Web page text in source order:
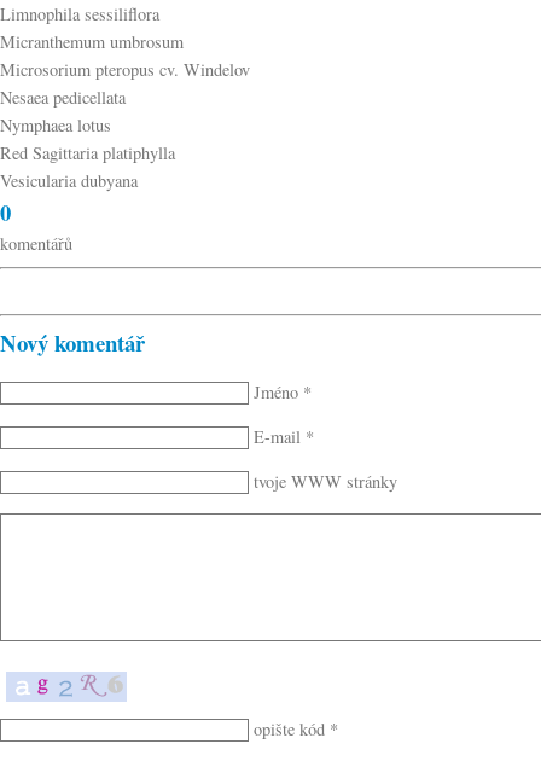
Limnophila sessiliflora
Micranthemum umbrosum
Microsorium pteropus cv. Windelov
Nesaea pedicellata
Nymphaea lotus
Red Sagittaria platiphylla
Vesicularia dubyana
0
komentářů
Nový komentář
Jméno *
E-mail *
tvoje WWW stránky
opište kód *